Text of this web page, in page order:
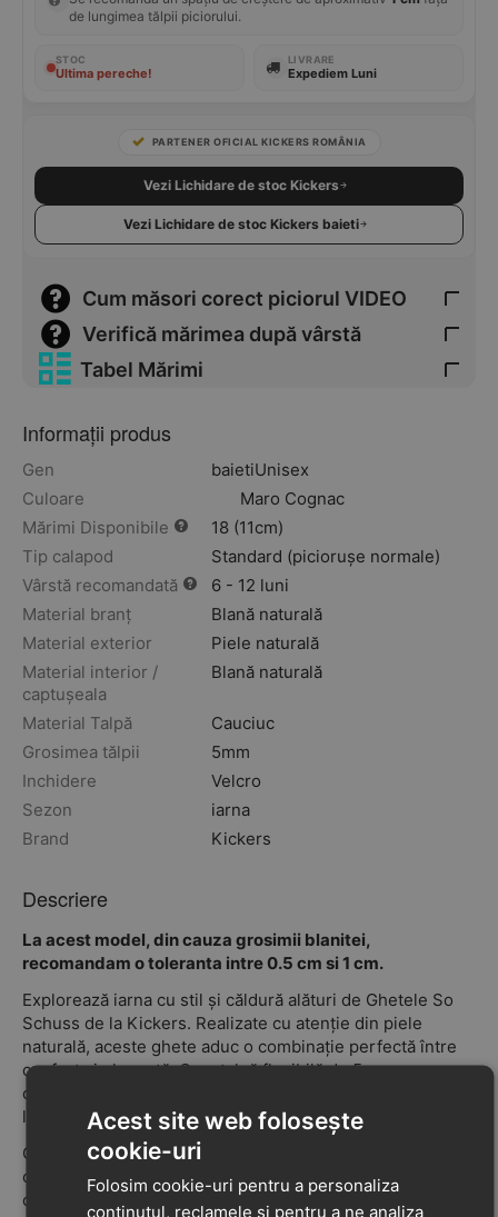
de lungimea tălpii piciorului.
STOC
Ultima pereche!
LIVRARE
Expediem Luni
PARTENER OFICIAL KICKERS ROMÂNIA
Vezi Lichidare de stoc Kickers
Vezi Lichidare de stoc Kickers baieti
Cum măsori corect piciorul VIDEO
Verifică mărimea după vârstă
Tabel Mărimi
Informații produs
Gen baietiUnisex
Culoare
Maro Cognac
Mărimi Disponibile
18 (11cm)
Tip calapod
Standard (piciorușe normale)
Vârstă recomandată
6 - 12 luni
Material branț
Blană naturală
Material exterior
Piele naturală
Material interior /
captușeala
Blană naturală
Material Talpă
Cauciuc
Grosimea tălpii
5mm
Inchidere
Velcro
Sezon
iarna
Brand
Kickers
Descriere
La acest model, din cauza grosimii blanitei,
recomandam o toleranta intre 0.5 cm si 1 cm.
Explorează iarna cu stil și căldură alături de Ghetele So
Schuss de la Kickers. Realizate cu atenție din piele
naturală, aceste ghete aduc o combinație perfectă între
confort și eleganță. Cu o talpă flexibilă de 5mm,
confecționată din cauciuc durabil, piciorușele vor avea
libertatea de mișcare pe terenuri acoperite de zăpadă.
Cu o captuseală și un branț din blană naturală, picioarele
copilului tău vor fi protejate de frigul iernii și vor simți o
căldură plăcută în fiecare pas. Materialul exterior din
Acest site web folosește
cookie-uri
Folosim cookie-uri pentru a personaliza
conținutul, reclamele și pentru a ne analiza